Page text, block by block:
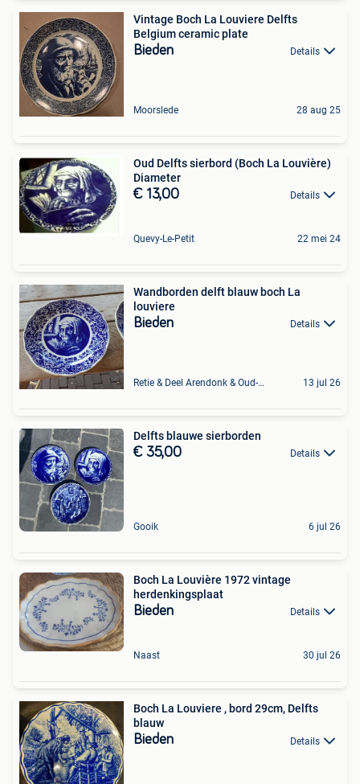
Vintage Boch La Louviere Delfts
Belgium ceramic plate
Bieden Details
Moorslede 28 aug 25
Oud Delfts sierbord (Boch La Louvière)
Diameter
€ 13,00 Details
Quevy-Le-Petit 22 mei 24
Wandborden delft blauw boch La
louviere
Bieden Details
Retie & Deel Arendonk & Oud-Turnhout 13 jul 26
Delfts blauwe sierborden
€ 35,00 Details
Gooik 6 jul 26
Boch La Louvière 1972 vintage
herdenkingsplaat
Bieden Details
Naast 30 jul 26
Boch La Louviere , bord 29cm, Delfts
blauw
Bieden Details